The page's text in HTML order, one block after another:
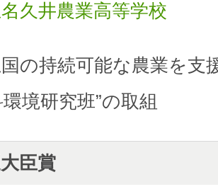
久井農業高等学校
の持続可能な農業を支
境研究班”の取組
臣賞